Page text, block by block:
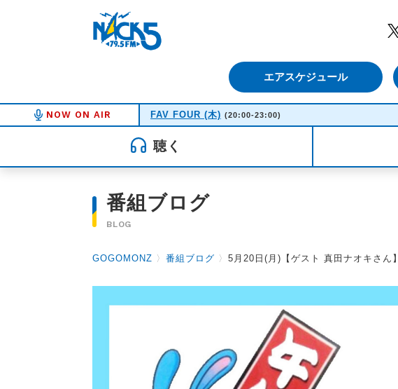
エアスケジュール
NOW ON AIR FAV FOUR (木) (20:00-23:00)
聴く
番組ブログ
BLOG
GOGOMONZ 〉 番組ブログ 〉 5月20日(月)【ゲスト 真田ナオキさん】